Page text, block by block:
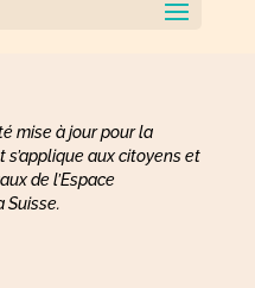
mise à jour pour la
s’applique aux citoyens et
de l’Espace
Suisse.